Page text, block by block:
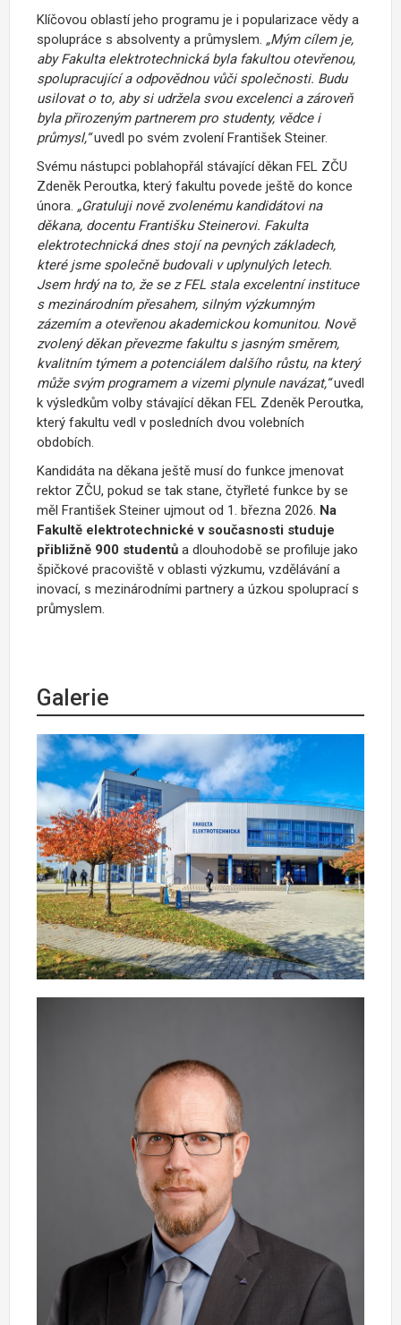
Klíčovou oblastí jeho programu je i popularizace vědy a
spolupráce s absolventy a průmyslem. „Mým cílem je,
aby Fakulta elektrotechnická byla fakultou otevřenou,
spolupracující a odpovědnou vůči společnosti. Budu
usilovat o to, aby si udržela svou excelenci a zároveň
byla přirozeným partnerem pro studenty, vědce i
průmysl,“ uvedl po svém zvolení František Steiner.
Svému nástupci poblahopřál stávající děkan FEL ZČU
Zdeněk Peroutka, který fakultu povede ještě do konce
února. „Gratuluji nově zvolenému kandidátovi na
děkana, docentu Františku Steinerovi. Fakulta
elektrotechnická dnes stojí na pevných základech,
které jsme společně budovali v uplynulých letech.
Jsem hrdý na to, že se z FEL stala excelentní instituce
s mezinárodním přesahem, silným výzkumným
zázemím a otevřenou akademickou komunitou. Nově
zvolený děkan převezme fakultu s jasným směrem,
kvalitním týmem a potenciálem dalšího růstu, na který
může svým programem a vizemi plynule navázat,“uvedl
k výsledkům volby stávající děkan FEL Zdeněk Peroutka,
který fakultu vedl v posledních dvou volebních
obdobích.
Kandidáta na děkana ještě musí do funkce jmenovat
rektor ZČU, pokud se tak stane, čtyřleté funkce by se
měl František Steiner ujmout od 1. března 2026. Na
Fakultě elektrotechnické v současnosti studuje
přibližně 900 studentů a dlouhodobě se profiluje jako
špičkové pracoviště v oblasti výzkumu, vzdělávání a
inovací, s mezinárodními partnery a úzkou spoluprací s
průmyslem.
Galerie